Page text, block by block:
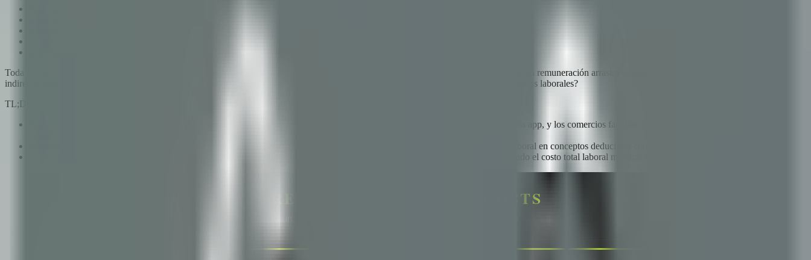
Toda empresa enfrenta la misma tensión: los empleados necesitan más beneficios, pero el presupuesto no es infinito. Cada peso adicional en remuneración arrastra cargas sociales, aportes patronales y costos
indirectos que pueden duplicar el impacto financiero. La pregunta es: ¿cómo mejorar los beneficios de los empleados sin aumentar los costos laborales?
TL;DR
Bonum es una plataforma digital de beneficios donde la empresa asigna puntos, los empleados los usan en comercios adheridos vía app, y los comercios facturan mensualmente — todo en un circuito
El modelo genera ahorro fiscal real: tratamiento de Ganancias, optimización de IVA y reducción de IIBB, transformando gasto laboral en conceptos deducibles con trazabilidad automática.
Los beneficios como puntos no generan cargas sociales, ART, aportes patronales, vacaciones, SAC ni indemnización — reduciendo el costo total laboral mientras el empleado percibe mayor valor.